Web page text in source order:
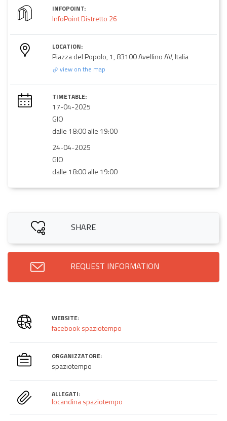
INFOPOINT:
InfoPoint Distretto 26
LOCATION:
Piazza del Popolo, 1, 83100 Avellino AV, Italia
view on the map
TIMETABLE:
17-04-2025
GIO
dalle 18:00 alle 19:00
24-04-2025
GIO
dalle 18:00 alle 19:00
SHARE
REQUEST INFORMATION
WEBSITE:
facebook spaziotempo
ORGANIZZATORE:
spaziotempo
ALLEGATI:
locandina spaziotempo